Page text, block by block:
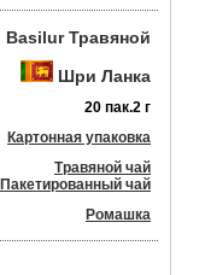
Basilur Травяной
Шри Ланка
20 пак.2 г
Картонная упаковка
Травяной чай
Пакетированный чай
Ромашка